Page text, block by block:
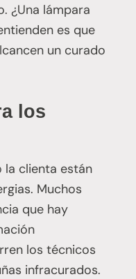
¿Una lámpara
es que
un curado
los
la clienta están
Muchos
que hay
los técnicos
infracurados.